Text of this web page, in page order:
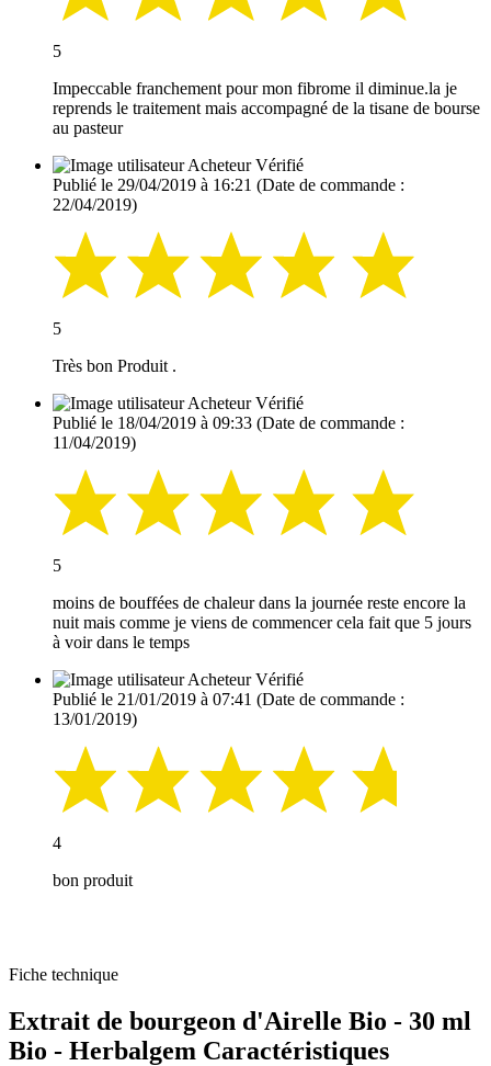
5
Impeccable franchement pour mon fibrome il diminue.la je
reprends le traitement mais accompagné de la tisane de bourse
au pasteur
Acheteur Vérifié
Publié le 29/04/2019 à 16:21 (Date de commande :
22/04/2019)
5
Très bon Produit .
Acheteur Vérifié
Publié le 18/04/2019 à 09:33 (Date de commande :
11/04/2019)
5
moins de bouffées de chaleur dans la journée reste encore la
nuit mais comme je viens de commencer cela fait que 5 jours
à voir dans le temps
Acheteur Vérifié
Publié le 21/01/2019 à 07:41 (Date de commande :
13/01/2019)
4
bon produit
Fiche technique
Extrait de bourgeon d'Airelle Bio - 30 ml
Bio - Herbalgem Caractéristiques